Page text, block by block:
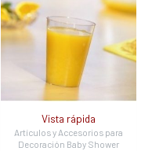
Vista rápida
Artículos y Accesorios para
Decoración Baby Shower
6,05 €.
es:
3,22 €.